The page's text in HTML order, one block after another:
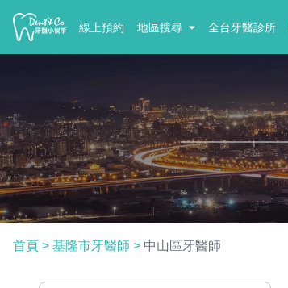
線上預約 地區搜尋 全台牙醫診所
首頁 > 基隆市牙醫師 > 中山區牙醫師